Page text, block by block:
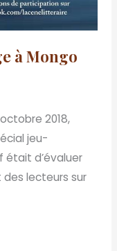
à Mongo
2018,
jeu-
était d’évaluer
des lecteurs sur